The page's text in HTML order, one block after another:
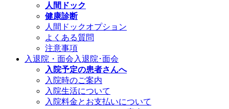
人間ドック
健康診断
人間ドックオプション
よくある質問
注意事項
入退院・面会 入退院･面会
入院予定の患者さんへ
入院時のご案内
入院生活について
入院料金とお支払いについて